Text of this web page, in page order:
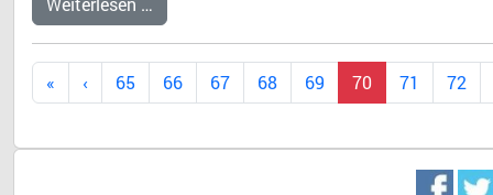
65 66 67 68 69 70 71 72